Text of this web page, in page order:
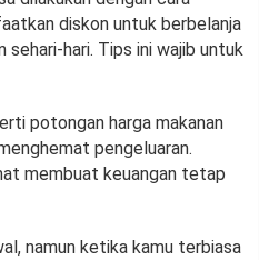
diskon untuk berbelanja
sehari-hari. Tips ini wajib untuk
potongan harga makanan
pengeluaran.
membuat keuangan tetap
namun ketika kamu terbiasa